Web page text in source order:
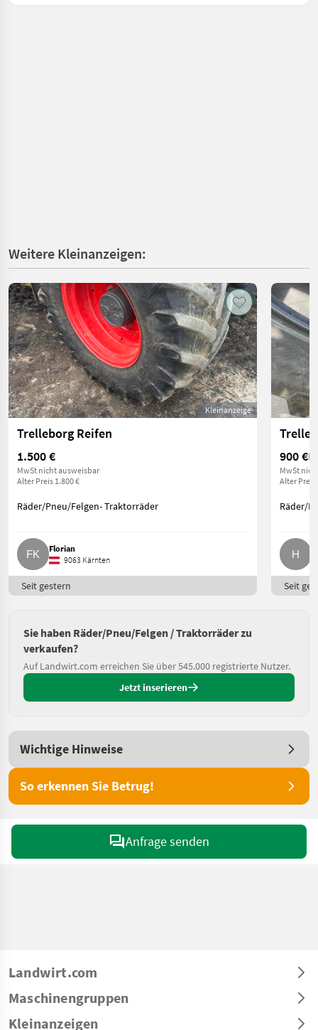
Weitere Kleinanzeigen:
Kleinanzeige
Trelleborg Reifen
1.500 €
MwSt nicht ausweisbar
Alter Preis 1.800 €
Räder/Pneu/Felgen- Traktorräder
Florian
9063 Kärnten
Seit gestern
900 €
MwSt
Alter Preis
Räder/
Seit
Sie haben Räder/Pneu/Felgen / Traktorräder zu
verkaufen?
Auf Landwirt.com erreichen Sie über 545.000 registrierte Nutzer.
Jetzt inserieren
Wichtige Hinweise
So erkennen Sie Betrug!
Anfrage senden
Landwirt.com
Maschinengruppen
Kleinanzeigen